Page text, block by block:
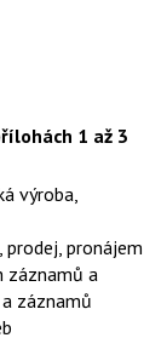
1 až 3
výroba,
pronájem
záznamů a
záznamů